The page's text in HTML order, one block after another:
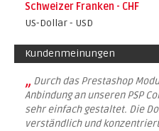
Schweizer Franken - CHF
US-Dollar - USD
Kundenmeinungen
„ Durch das Prestashop
Anbindung an unseren PSP
sehr einfach gestaltet. Die
verständlich und